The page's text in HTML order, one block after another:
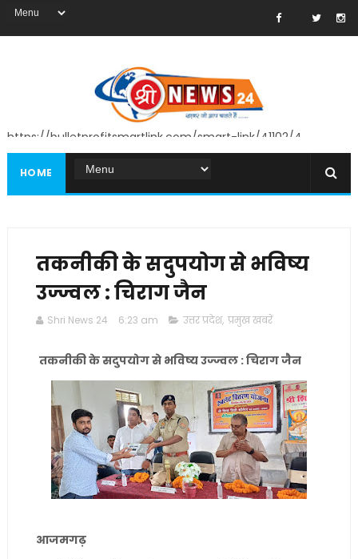
https://bulletprofitsmartlink.com/smart-link/41102/4
HOME
तकनीकी के सदुपयोग से भविष्य
उज्ज्वल : चिराग जैन
Shri News 24 6:23 am उत्तर प्रदेश, प्रमुख खबरें
तकनीकी के सदुपयोग से भविष्य उज्ज्वल : चिराग जैन
आजमगढ़